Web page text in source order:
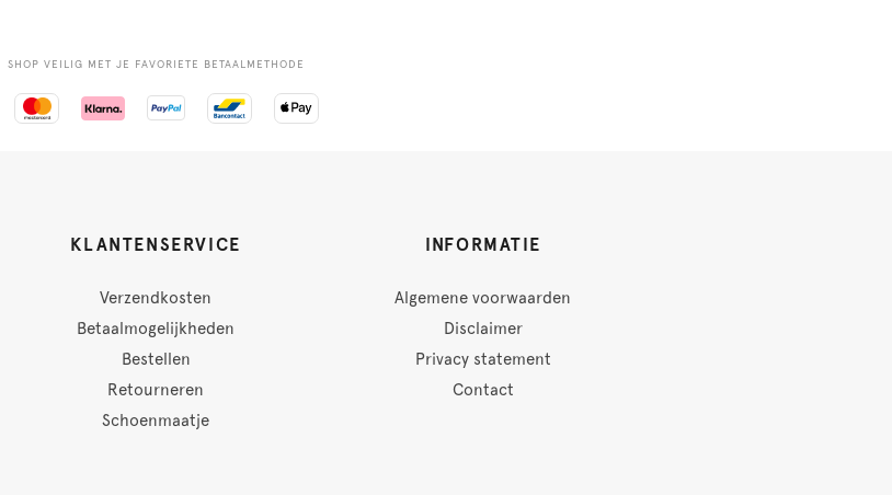
SHOP VEILIG MET JE FAVORIETE BETAALMETHODE
KLANTENSERVICE
Verzendkosten
Betaalmogelijkheden
Bestellen
Retourneren
Schoenmaatje
INFORMATIE
Algemene voorwaarden
Disclaimer
Privacy statement
Contact